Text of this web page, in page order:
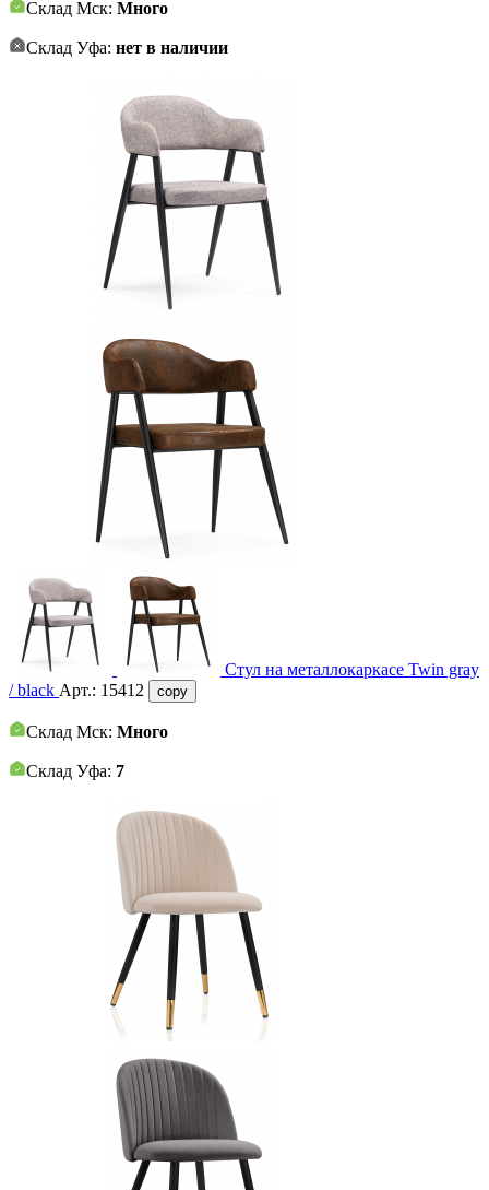
Склад Мск: Много
Склад Уфа: нет в наличии
Стул на металлокаркасе Twin gray
/ black Арт.: 15412 copy
Склад Мск: Много
Склад Уфа: 7